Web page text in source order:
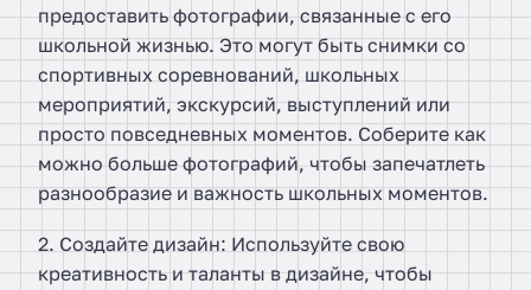
предоставить фотографии, связанные с его
школьной жизнью. Это могут быть снимки со
спортивных соревнований, школьных
мероприятий, экскурсий, выступлений или
просто повседневных моментов. Соберите как
можно больше фотографий, чтобы запечатлеть
разнообразие и важность школьных моментов.
2. Создайте дизайн: Используйте свою
креативность и таланты в дизайне, чтобы